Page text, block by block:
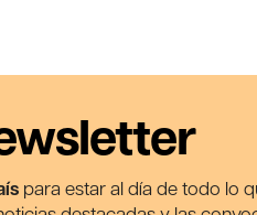
para estar al día de todo lo